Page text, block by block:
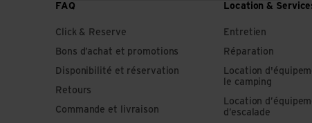
FAQ
Click & Reserve
Bons d’achat et promotions
Disponibilité et réservation
Retours
Commande et livraison
Location &
Entretien
Réparation
Location
le camping
Location
d’escalade